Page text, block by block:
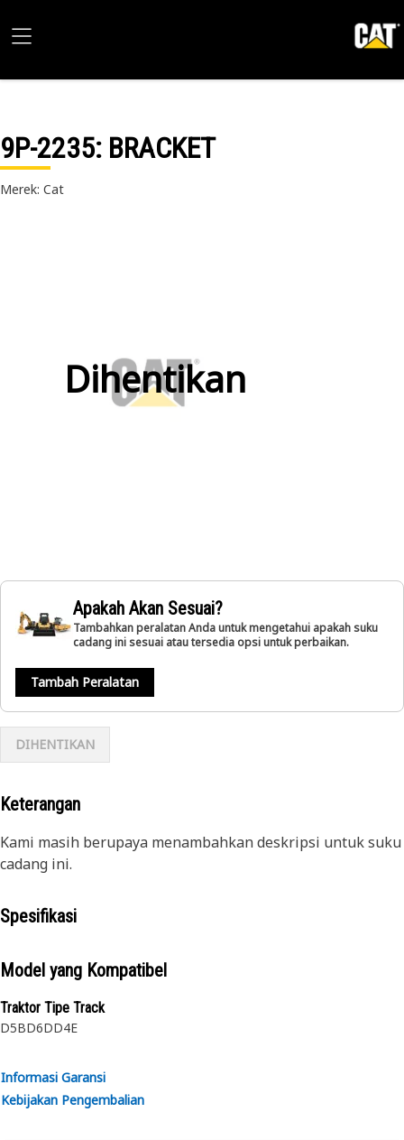
9P-2235: BRACKET
Merek: Cat
Dihentikan
Apakah Akan Sesuai?
Tambahkan peralatan Anda untuk mengetahui apakah suku
cadang ini sesuai atau tersedia opsi untuk perbaikan.
Tambah Peralatan
DIHENTIKAN
Keterangan
Kami masih berupaya menambahkan deskripsi untuk suku
cadang ini.
Spesifikasi
Model yang Kompatibel
Traktor Tipe Track
D5BD6DD4E
Informasi Garansi
Kebijakan Pengembalian